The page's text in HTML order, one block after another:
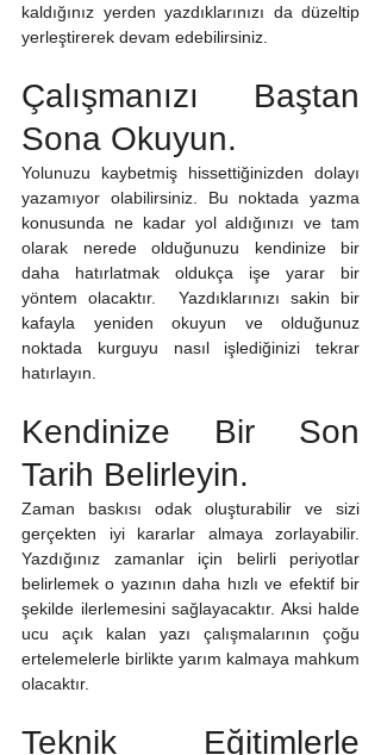
kaldığınız yerden yazdıklarınızı da düzeltip
yerleştirerek devam edebilirsiniz.
Çalışmanızı Baştan
Sona Okuyun.
Yolunuzu kaybetmiş hissettiğinizden dolayı
yazamıyor olabilirsiniz. Bu noktada yazma
konusunda ne kadar yol aldığınızı ve tam
olarak nerede olduğunuzu kendinize bir
daha hatırlatmak oldukça işe yarar bir
yöntem olacaktır.  Yazdıklarınızı sakin bir
kafayla yeniden okuyun ve olduğunuz
noktada kurguyu nasıl işlediğinizi tekrar
hatırlayın.
Kendinize Bir Son
Tarih Belirleyin.
Zaman baskısı odak oluşturabilir ve sizi
gerçekten iyi kararlar almaya zorlayabilir.
Yazdığınız zamanlar için belirli periyotlar
belirlemek o yazının daha hızlı ve efektif bir
şekilde ilerlemesini sağlayacaktır. Aksi halde
ucu açık kalan yazı çalışmalarının çoğu
ertelemelerle birlikte yarım kalmaya mahkum
olacaktır.
Teknik Eğitimlerle